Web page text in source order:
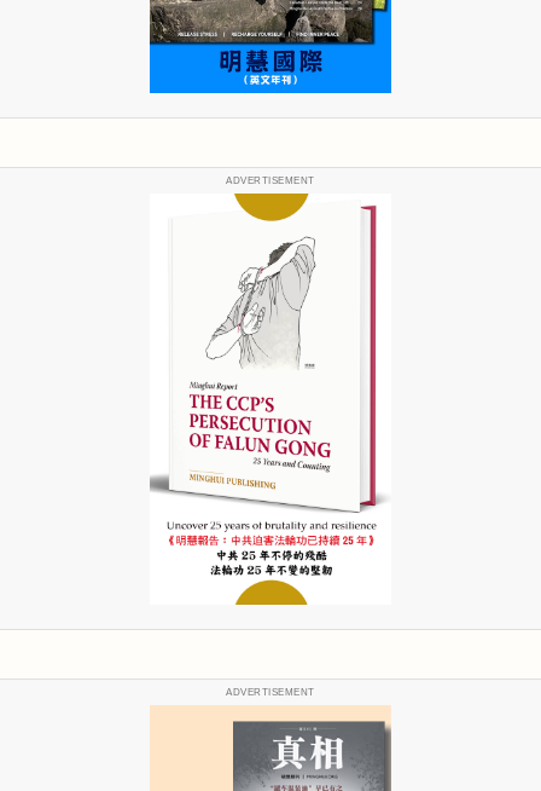
ADVERTISEMENT
ADVERTISEMENT